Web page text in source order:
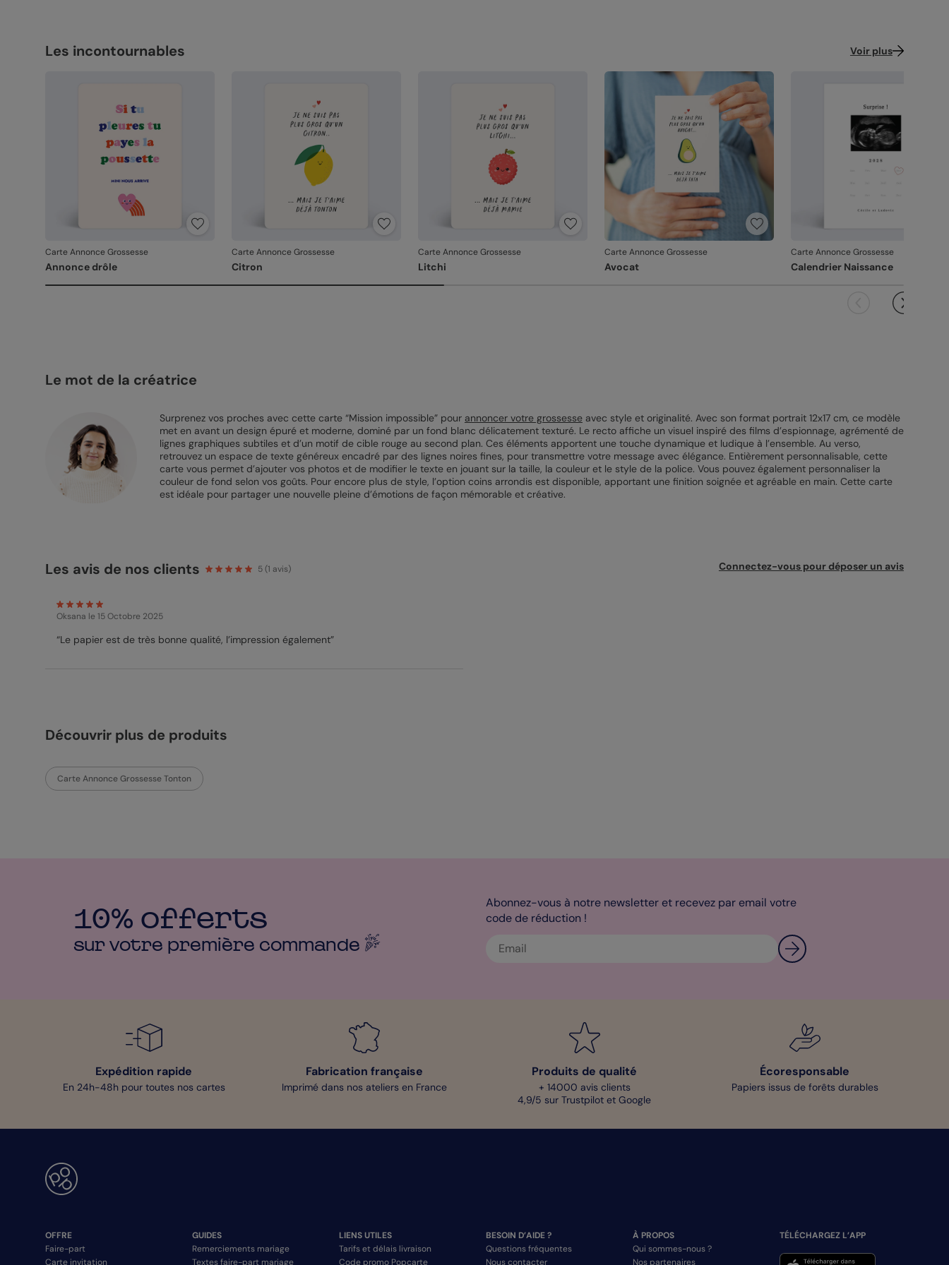
Les incontournables Voir plus
Carte Annonce Grossesse
Annonce drôle
Carte Annonce Grossesse
Citron
Carte Annonce Grossesse
Litchi
Carte Annonce Grossesse
Avocat
Carte Annonce Grossesse
Calendrier Naissance
Le mot de la créatrice
Surprenez vos proches avec cette carte “Mission impossible” pour annoncer votre grossesseavec style et originalité. Avec son format portrait 12x17 cm, ce modèle
met en avant un design épuré et moderne, dominé par un fond blanc délicatement texturé. Le recto affiche un visuel inspiré des films d’espionnage, agrémenté de
lignes graphiques subtiles et d’un motif de cible rouge au second plan. Ces éléments apportent une touche dynamique et ludique à l’ensemble. Au verso,
retrouvez un espace de texte généreux encadré par des lignes noires fines, pour transmettre votre message avec élégance. Entièrement personnalisable, cette
carte vous permet d’ajouter vos photos et de modifier le texte en jouant sur la taille, la couleur et le style de la police. Vous pouvez également personnaliser la
couleur de fond selon vos goûts. Pour encore plus de style, l’option coins arrondis est disponible, apportant une finition soignée et agréable en main. Cette carte
est idéale pour partager une nouvelle pleine d’émotions de façon mémorable et créative.
Les avis de nos clients 5(1 avis) Connectez-vous pour déposer un avis
Oksana le 15 Octobre 2025
“Le papier est de très bonne qualité, l’impression également”
Découvrir plus de produits
Carte Annonce Grossesse Tonton
10% offerts
sur votre première commande
Abonnez-vous à notre newsletter et recevez par email votre
code de réduction !
Expédition rapide
En 24h-48h pour toutes nos cartes
Fabrication française
Imprimé dans nos ateliers en France
Produits de qualité
+ 14000 avis clients
4,9/5 sur Trustpilot et Google
Écoresponsable
Papiers issus de forêts durables
OFFRE
Faire-part
Carte invitation
GUIDES
Remerciements mariage
Textes faire-part mariage
LIENS UTILES
Tarifs et délais livraison
Code promo Popcarte
BESOIN D’AIDE ?
Questions fréquentes
Nous contacter
À PROPOS
Qui sommes-nous ?
Nos partenaires
TÉLÉCHARGEZ L’APP